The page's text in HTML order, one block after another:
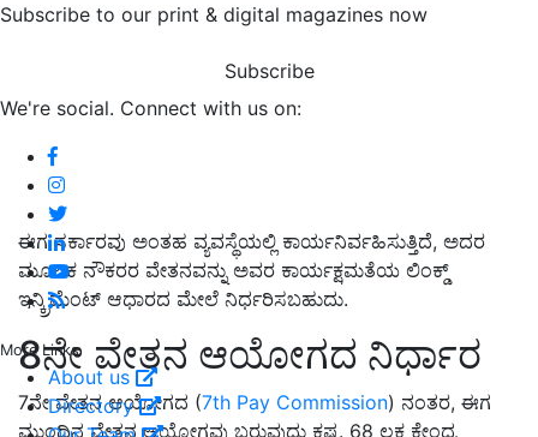
Subscribe to our print & digital magazines now
Subscribe
We're social. Connect with us on:
More Links
About us
Directory
ಈಗ ಸರ್ಕಾರವು ಅಂತಹ ವ್ಯವಸ್ಥೆಯಲ್ಲಿ ಕಾರ್ಯನಿರ್ವಹಿಸುತ್ತಿದೆ, ಅದರ
ಮೂಲಕ ನೌಕರರ ವೇತನವನ್ನು ಅವರ ಕಾರ್ಯಕ್ಷಮತೆಯ ಲಿಂಕ್ಡ್
ಇನ್ಕ್ರಿಮೆಂಟ್ ಆಧಾರದ ಮೇಲೆ ನಿರ್ಧರಿಸಬಹುದು.
8ನೇ ವೇತನ ಆಯೋಗದ ನಿರ್ಧಾರ
7ನೇ ವೇತನ ಆಯೋಗದ (7th Pay Commission) ನಂತರ, ಈಗ
ಮುಂದಿನ ವೇತನ ಆಯೋಗವು ಬರುವುದು ಕಷ್ಟ. 68 ಲಕ್ಷ ಕೇಂದ್ರ